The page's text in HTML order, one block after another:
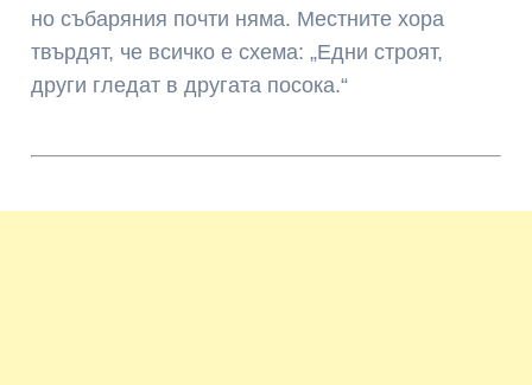
но събаряния почти няма. Местните хора
твърдят, че всичко е схема: „Едни строят,
други гледат в другата посока.“